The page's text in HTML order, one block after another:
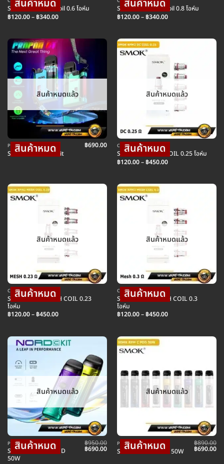
Smok Novo Pod Coil 0.6 โอห์ม
฿120.00–฿340.00Price
฿340.00
Smok Novo Pod Coil 0.8 โอห์ม
฿120.00–฿340.00Price
฿340.00
สินค้าหมดแล้ว
POD พอตบุหรี่ไฟฟ้า
Smok ProPod Gt Kit
฿690.00
สินค้าหมดแล้ว
COIL คอยล์บุหรี่ไฟฟ้า
SMOK RPM2 DC COIL 0.25 โอห์ม
฿120.00–฿450.00Price
฿450.00
สินค้าหมดแล้ว
COIL คอยล์บุหรี่ไฟฟ้า
SMOK RPM2 MESH COIL 0.23
โอห์ม
฿120.00–฿450.00Price
฿450.00
สินค้าหมดแล้ว
COIL คอยล์บุหรี่ไฟฟ้า
SMOK RPM2 MESH COIL 0.3
โอห์ม
฿120.00–฿450.00Price
฿450.00
สินค้าหมดแล้ว
POD พอตบุหรี่ไฟฟ้า
SMOK NORD C POD
50W
฿950.00
Original
price
฿690.00Current
price
สินค้าหมดแล้ว
POD พอตบุหรี่ไฟฟ้า
SMOK RPM C POD 50W
฿890.00
Original
price
฿690.00